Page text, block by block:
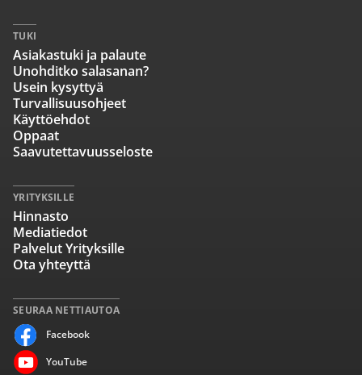
SEURAA NETTIAUTOA
Facebook
YouTube
TUKI
Asiakastuki ja palaute
Unohditko salasanan?
Usein kysyttyä
Turvallisuusohjeet
Käyttöehdot
Oppaat
Saavutettavuusseloste
YRITYKSILLE
Hinnasto
Mediatiedot
Palvelut Yrityksille
Ota yhteyttä